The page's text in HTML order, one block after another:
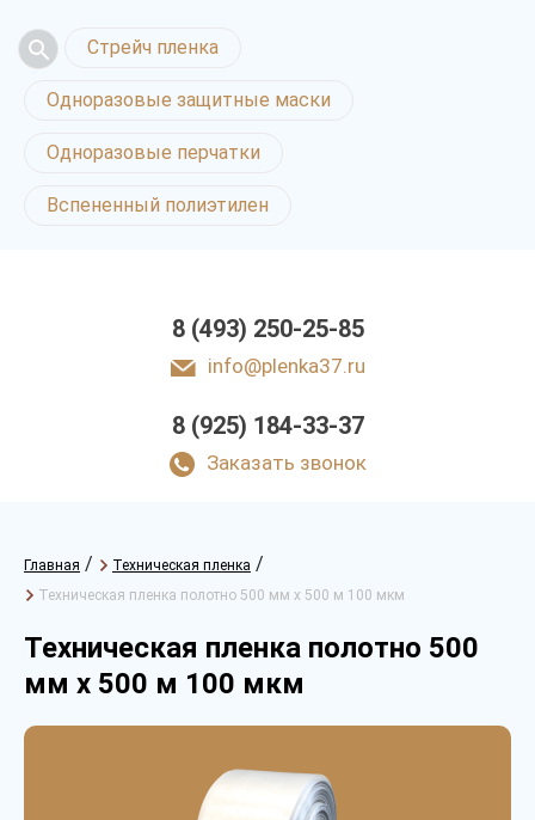
Стрейч пленка
Одноразовые защитные маски
Одноразовые перчатки
Вспененный полиэтилен
8 (493) 250-25-85
info@plenka37.ru
8 (925) 184-33-37
Заказать звонок
Главная / Техническая пленка /
Техническая пленка полотно 500 мм х 500 м 100 мкм
Техническая пленка полотно 500
мм х 500 м 100 мкм